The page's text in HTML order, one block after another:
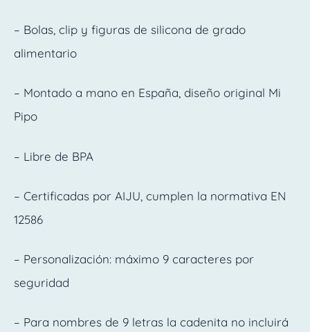
– Bolas, clip y figuras de silicona de grado
alimentario
– Montado a mano en España, diseño original Mi
Pipo
– Libre de BPA
– Certificadas por AIJU, cumplen la normativa EN
12586
– Personalización: máximo 9 caracteres por
seguridad
– Para nombres de 9 letras la cadenita no incluirá